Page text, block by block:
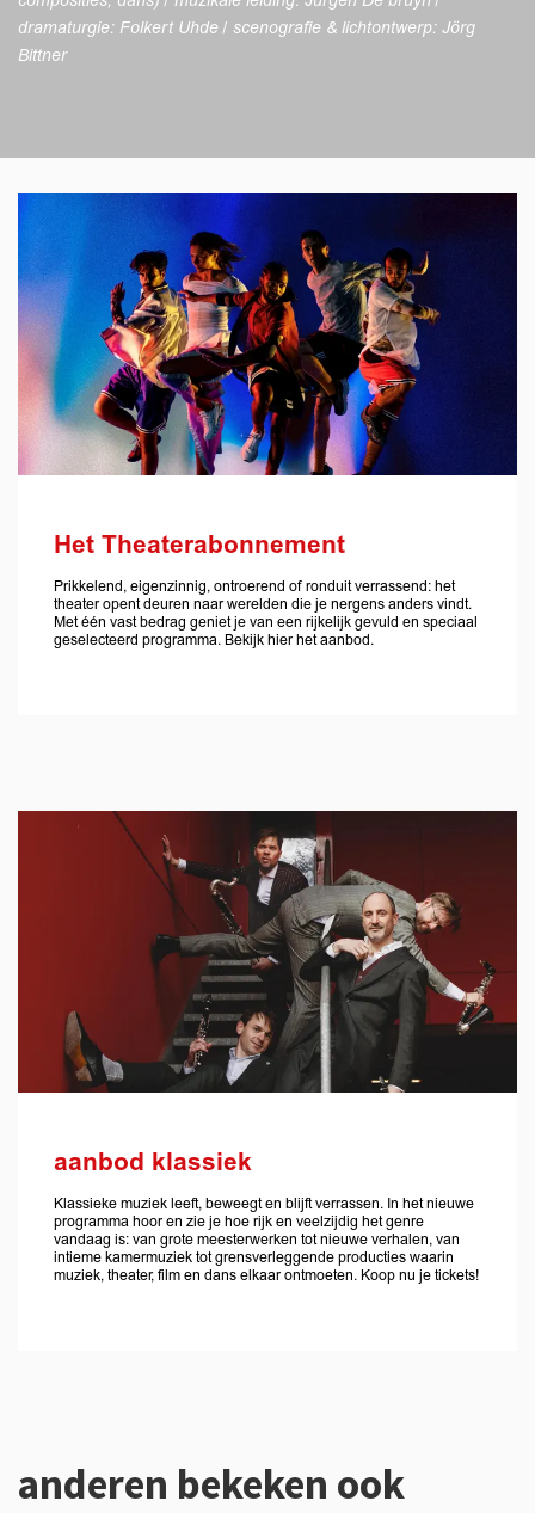
dramaturgie: Folkert Uhde / scenografie & lichtontwerp: Jörg
Bittner
Het Theaterabonnement
Prikkelend, eigenzinnig, ontroerend of ronduit verrassend: het
theater opent deuren naar werelden die je nergens anders vindt.
Met één vast bedrag geniet je van een rijkelijk gevuld en speciaal
geselecteerd programma. Bekijk hier het aanbod.
aanbod klassiek
Klassieke muziek leeft, beweegt en blijft verrassen. In het nieuwe
programma hoor en zie je hoe rijk en veelzijdig het genre
vandaag is: van grote meesterwerken tot nieuwe verhalen, van
intieme kamermuziek tot grensverleggende producties waarin
muziek, theater, film en dans elkaar ontmoeten. Koop nu je tickets!
anderen bekeken ook